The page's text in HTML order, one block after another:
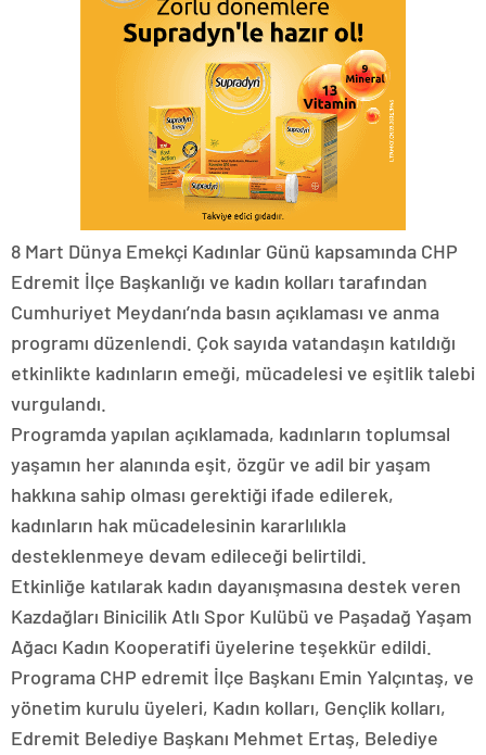
8 Mart Dünya Emekçi Kadınlar Günü kapsamında CHP
Edremit İlçe Başkanlığı ve kadın kolları tarafından
Cumhuriyet Meydanı’nda basın açıklaması ve anma
programı düzenlendi. Çok sayıda vatandaşın katıldığı
etkinlikte kadınların emeği, mücadelesi ve eşitlik talebi
vurgulandı.
Programda yapılan açıklamada, kadınların toplumsal
yaşamın her alanında eşit, özgür ve adil bir yaşam
hakkına sahip olması gerektiği ifade edilerek,
kadınların hak mücadelesinin kararlılıkla
desteklenmeye devam edileceği belirtildi.
Etkinliğe katılarak kadın dayanışmasına destek veren
Kazdağları Binicilik Atlı Spor Kulübü ve Paşadağ Yaşam
Ağacı Kadın Kooperatifi üyelerine teşekkür edildi.
Programa CHP edremit İlçe Başkanı Emin Yalçıntaş, ve
yönetim kurulu üyeleri, Kadın kolları, Gençlik kolları,
Edremit Belediye Başkanı Mehmet Ertaş, Belediye